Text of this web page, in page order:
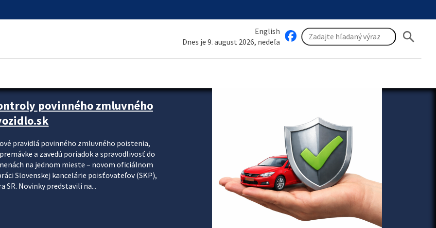
English
Dnes je 9. august 2026, nedeľa
search
povinného zmluvného
pravidlá povinného zmluvného poistenia,
a zavedú poriadok a spravodlivosť do
na jednom mieste – novom oficiálnom
Slovenskej kancelárie poisťovateľov (SKP),
SR. Novinky predstavili na...